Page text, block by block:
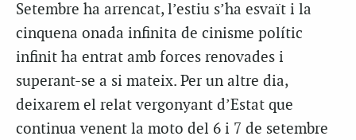
Setembre ha arrencat, l’estiu s’ha esvaït i la
cinquena onada infinita de cinisme polític
infinit ha entrat amb forces renovades i
superant-se a si mateix. Per un altre dia,
deixarem el relat vergonyant d’Estat que
continua venent la moto del 6 i 7 de setembre